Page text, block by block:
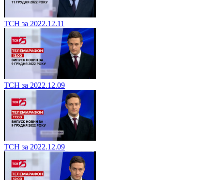
ТСН за 2022.12.11
ТСН за 2022.12.09
ТСН за 2022.12.09